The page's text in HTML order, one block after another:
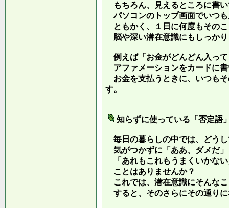
もちろん、見えるところに書
パソコンのトップ画面でいつ
ともかく、１日に何度もその
脳や深い潜在意識にもしっか
例えば「お金がどんどん入っ
アファメーションをカードに
お金を支払うときに、いつも
す。
知らずに使っている「否定語
毎日の暮らしの中では、どう
気がつかずに「ああ、ダメだ
「あれもこれもうまくいかな
ことはありませんか？
これでは、潜在意識にそんな
すると、そのさらにその通り